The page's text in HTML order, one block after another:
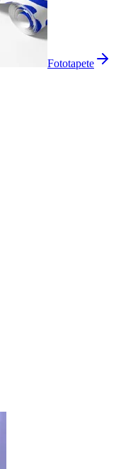
Fototapete